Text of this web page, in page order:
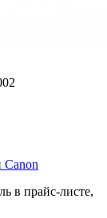
Canon
в прайс-листе,